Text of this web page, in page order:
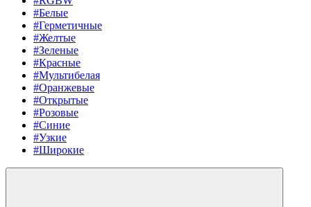
#Белые
#Герметичные
#Желтые
#Зеленые
#Красные
#Мультибелая
#Оранжевые
#Открытые
#Розовые
#Синие
#Узкие
#Широкие